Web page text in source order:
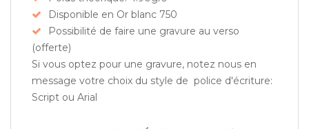
Disponible en Or blanc 750
Possibilité de faire une gravure au verso
(offerte)
Si vous optez pour une gravure, notez nous en
message votre choix du style de police d'écriture:
Script ou Arial